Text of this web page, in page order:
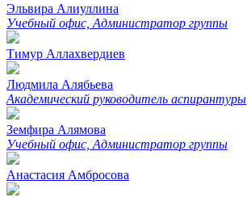
Эльвира Алиуллина
Учебный офиc, Администратор группы
Тимур Аллахвердиев
Людмила Алябьева
Академический руководитель аспирантуры
Земфира Алямова
Учебный офиc, Администратор группы
Анастасия Амбросова